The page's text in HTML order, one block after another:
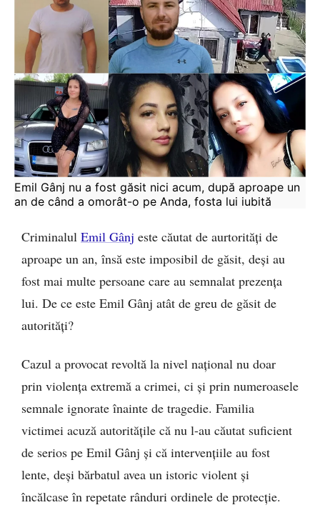
Emil Gânj nu a fost găsit nici acum, după aproape un
an de când a omorât-o pe Anda, fosta lui iubită
Criminalul Emil Gânj este căutat de aurtorități de
aproape un an, însă este imposibil de găsit, deși au
fost mai multe persoane care au semnalat prezența
lui. De ce este Emil Gânj atât de greu de găsit de
autorități?
Cazul a provocat revoltă la nivel național nu doar
prin violența extremă a crimei, ci și prin numeroasele
semnale ignorate înainte de tragedie. Familia
victimei acuză autoritățile că nu l-au căutat suficient
de serios pe Emil Gânj și că intervențiile au fost
lente, deși bărbatul avea un istoric violent și
încălcase în repetate rânduri ordinele de protecție.